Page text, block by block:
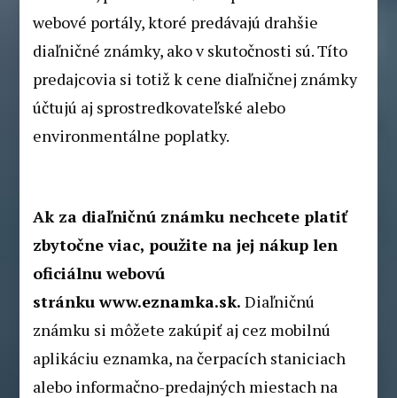
webové portály, ktoré predávajú drahšie
diaľničné známky, ako v skutočnosti sú. Títo
predajcovia si totiž k cene diaľničnej známky
účtujú aj sprostredkovateľské alebo
environmentálne poplatky.
Ak za diaľničnú známku nechcete platiť
zbytočne viac, použite na jej nákup len
oficiálnu webovú
stránkuwww.eznamka.sk. Diaľničnú
známku si môžete zakúpiť aj cez mobilnú
aplikáciu eznamka, na čerpacích staniciach
alebo informačno-predajných miestach na